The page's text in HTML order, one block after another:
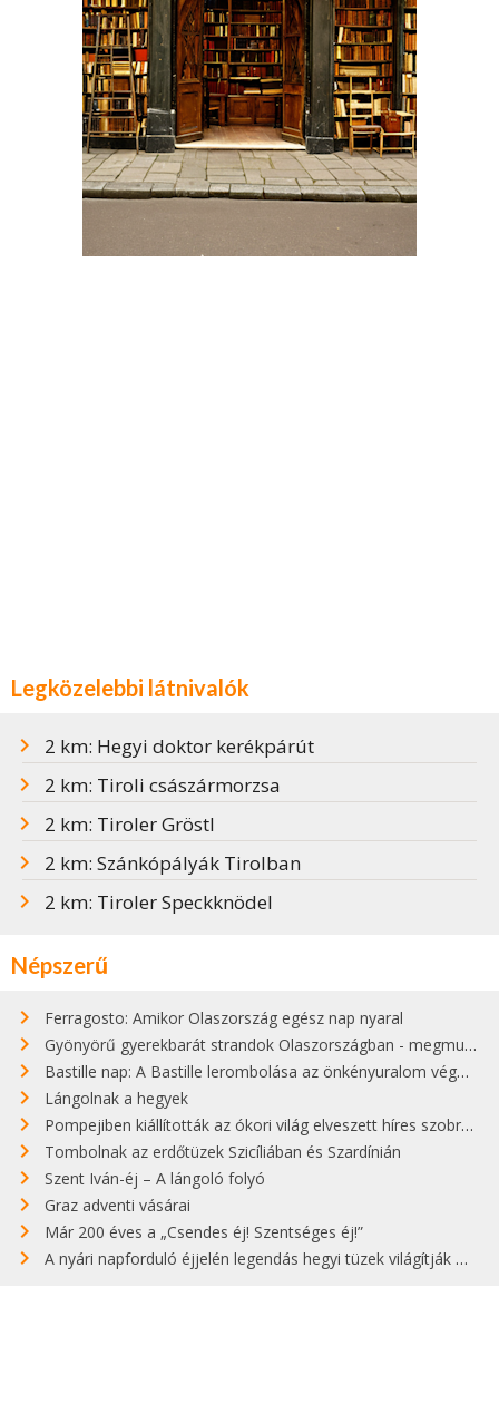
Legközelebbi látnivalók
2 km: Hegyi doktor kerékpárút
2 km: Tiroli császármorzsa
2 km: Tiroler Gröstl
2 km: Szánkópályák Tirolban
2 km: Tiroler Speckknödel
Népszerű
Ferragosto: Amikor Olaszország egész nap nyaral
Gyönyörű gyerekbarát strandok Olaszországban - megmutatjuk a 15 legjobbat
Bastille nap: A Bastille lerombolása az önkényuralom végét jelentette
Lángolnak a hegyek
Pompejiben kiállították az ókori világ elveszett híres szobrának másolatát
Tombolnak az erdőtüzek Szicíliában és Szardínián
Szent Iván-éj – A lángoló folyó
Graz adventi vásárai
Már 200 éves a „Csendes éj! Szentséges éj!”
A nyári napforduló éjjelén legendás hegyi tüzek világítják meg Zugspitzét